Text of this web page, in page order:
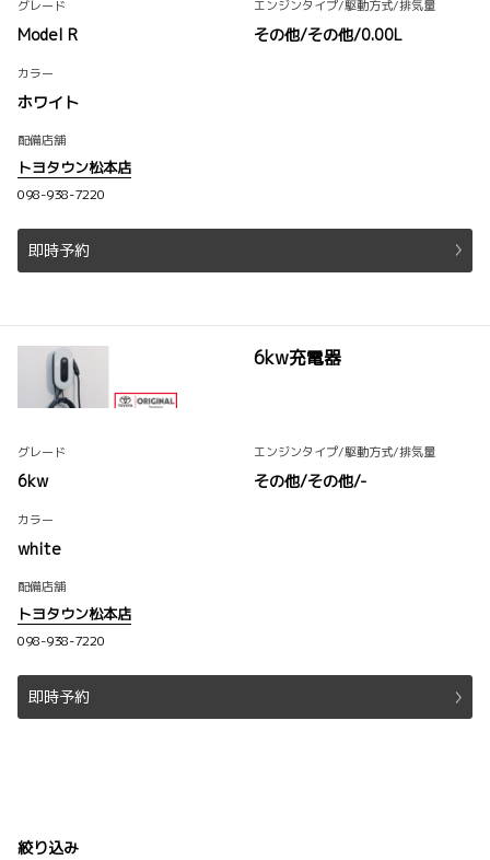
グレード
Model R
エンジンタイプ/駆動方式/排気量
その他/その他/0.00L
カラー
ホワイト
配備店舗
トヨタウン松本店
098-938-7220
即時予約
6kw充電器
グレード
6kw
エンジンタイプ/駆動方式/排気量
その他/その他/-
カラー
white
配備店舗
トヨタウン松本店
098-938-7220
即時予約
絞り込み